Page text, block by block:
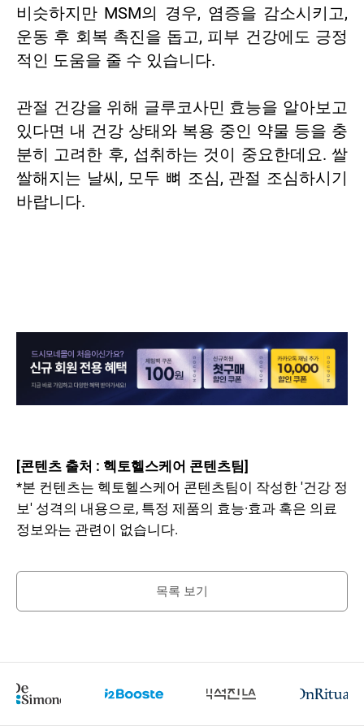
비슷하지만 MSM의 경우, 염증을 감소시키고,
운동 후 회복 촉진을 돕고, 피부 건강에도 긍정
적인 도움을 줄 수 있습니다.
관절 건강을 위해 글루코사민 효능을 알아보고
있다면 내 건강 상태와 복용 중인 약물 등을 충
분히 고려한 후, 섭취하는 것이 중요한데요. 쌀
쌀해지는 날씨, 모두 뼈 조심, 관절 조심하시기
바랍니다.
[콘텐츠 출처 : 헥토헬스케어 콘텐츠팀]
*본 컨텐츠는 헥토헬스케어 콘텐츠팀이 작성한 '건강 정
보' 성격의 내용으로, 특정 제품의 효능·효과 혹은 의료
정보와는 관련이 없습니다.
목록 보기